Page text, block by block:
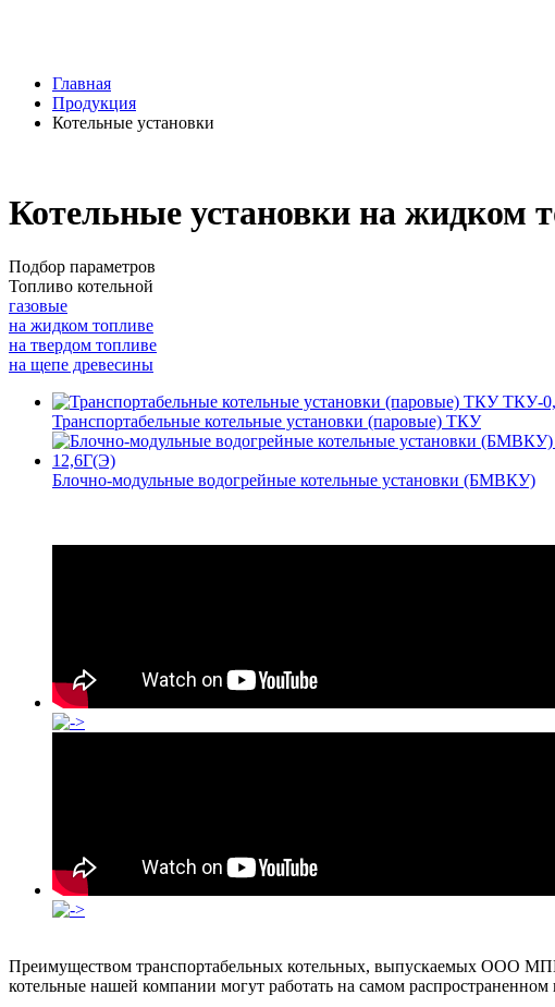
Главная
Продукция
Котельные установки
Котельные установки на жидком
Подбор параметров
Топливо котельной
газовые
на жидком топливе
на твердом топливе
на щепе древесины
Транспортабельные котельные установки (паровые) ТКУ
Блочно-модульные водогрейные котельные установки (БМВКУ)
Преимуществом транспортабельных котельных, выпускаемых ООО
котельные нашей компании могут работать на самом распространенном